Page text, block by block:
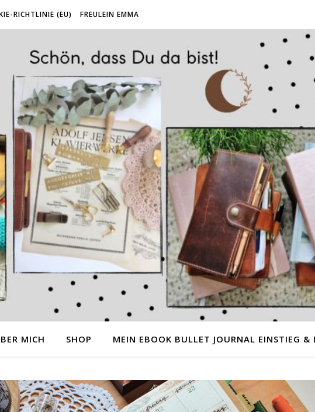
RICHTLINIE (EU) FREULEIN EMMA
MICH SHOP MEIN EBOOK BULLET JOURNAL EINSTIEG &